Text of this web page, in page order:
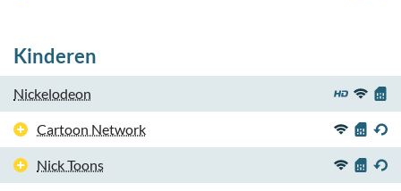
Kinderen
Nickelodeon
Cartoon Network
Nick Toons